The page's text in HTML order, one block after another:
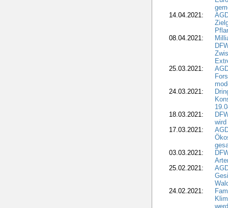
14.04.2021:
08.04.2021:
25.03.2021:
24.03.2021:
18.03.2021:
17.03.2021:
03.03.2021:
25.02.2021:
24.02.2021: